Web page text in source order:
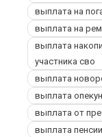
выплата на
выплата на
выплата
участника сво
выплата
выплата
выплата от
выплата